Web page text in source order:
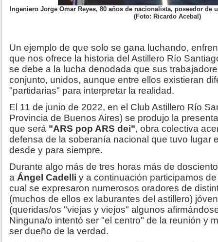
Ingeniero Jorge Omar Reyes, 80 años de nacionalista, poseedor de
(Foto: Ricardo Acebal)
Un ejemplo de que solo se gana luchando,
que nos ofrece la historia del Astillero Río
se debe a la lucha denodada que sus
conjunto, unidos, aunque entre ellos existieran
"partidarias" para interpretar la realidad.
El 11 de junio de 2022, en el Club Astillero Río
Provincia de Buenos Aires) se produjo la
que será "ARS pop ARS dei", obra colectiva
defensa de la soberanía nacional que tuvo lugar
desde y para siempre.
Durante algo más de tres horas más de
a Ángel Cadelli y a continuación participamos
cual se expresaron numerosos oradores de
(muchos de ellos ex laburantes del astillero)
(queridas/os "viejas y viejos" algunos
Ninguna/o intentó ser "el centro" de la reunión y
ser dueño de la verdad.